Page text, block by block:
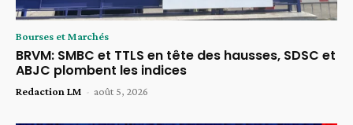
Bourses et Marchés
BRVM: SMBC et TTLS en tête des hausses, SDSC et
ABJC plombent les indices
Redaction LM - août 5, 2026